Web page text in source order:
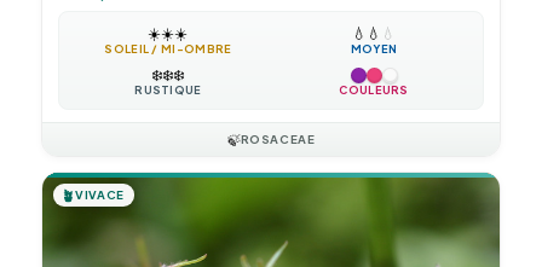
☀️☀️☀️
SOLEIL / MI-OMBRE
💧 💧 💧
MOYEN
❄️❄️❄️
RUSTIQUE COULEURS
🍃ROSACEAE
🪴VIVACE